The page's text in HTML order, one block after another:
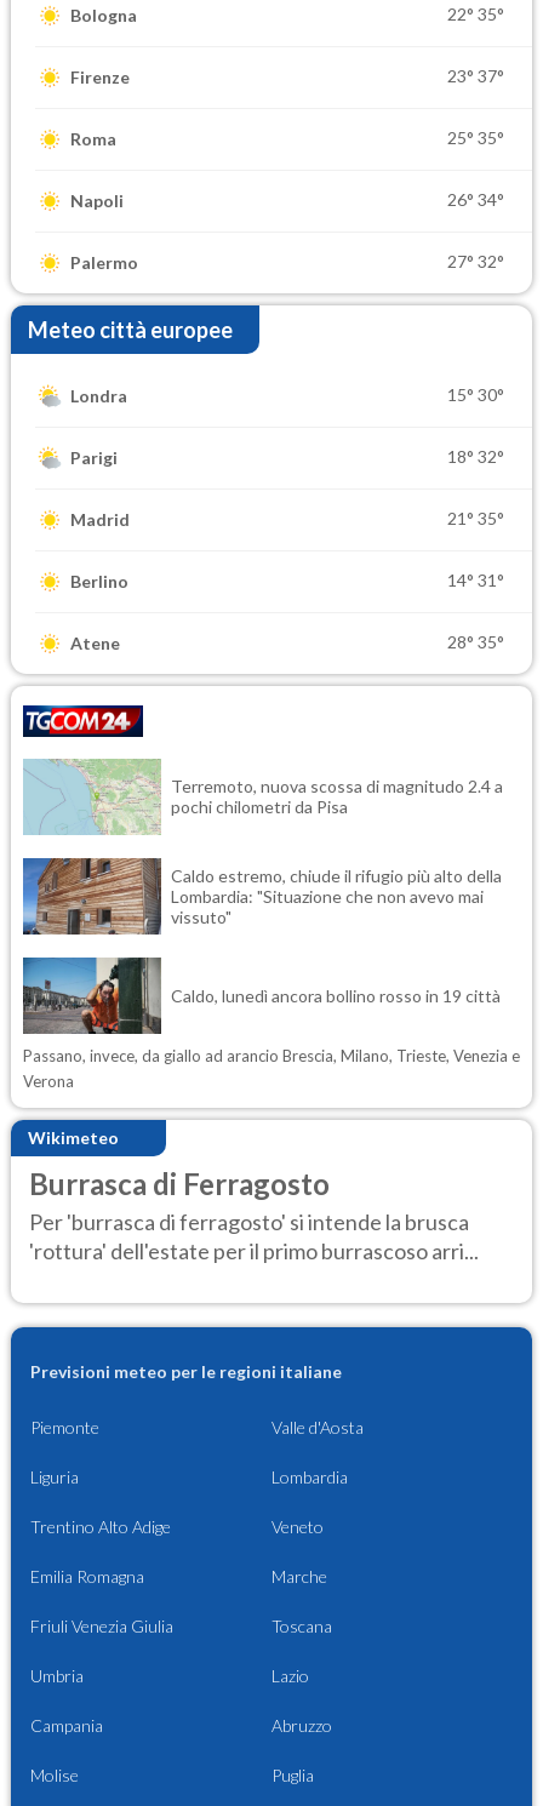
Bologna 22° 35°
Firenze 23° 37°
Roma 25° 35°
Napoli 26° 34°
Palermo 27° 32°
Meteo città europee
Londra 15° 30°
Parigi 18° 32°
Madrid 21° 35°
Berlino 14° 31°
Atene 28° 35°
Terremoto, nuova scossa di magnitudo 2.4 a
pochi chilometri da Pisa
Caldo estremo, chiude il rifugio più alto della
Lombardia: "Situazione che non avevo mai
vissuto"
Caldo, lunedì ancora bollino rosso in 19 città
Passano, invece, da giallo ad arancio Brescia, Milano, Trieste, Venezia e
Verona
Wikimeteo
Burrasca di Ferragosto
Per 'burrasca di ferragosto' si intende la brusca
'rottura' dell'estate per il primo burrascoso arri...
Previsioni meteo per le regioni italiane
Piemonte Valle d'Aosta
Liguria Lombardia
Trentino Alto Adige Veneto
Emilia Romagna Marche
Friuli Venezia Giulia Toscana
Umbria Lazio
Campania Abruzzo
Molise Puglia